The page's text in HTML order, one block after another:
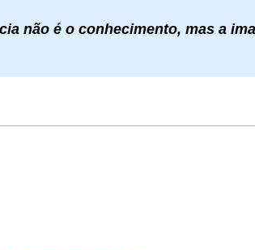
não é o conhecimento, mas a